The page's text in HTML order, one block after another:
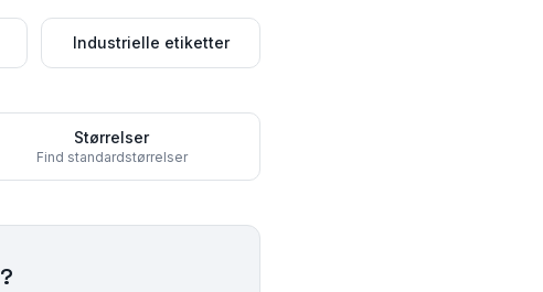
Industrielle etiketter
Størrelser
Find standardstørrelser
?